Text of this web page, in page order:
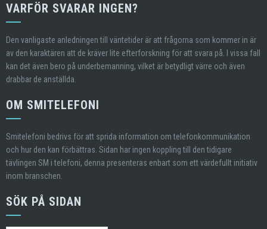
VARFÖR SVARAR INGEN?
Den vanligaste anledningen till väntetider är att frågorna som kommer in är
av den karaktären att de kräver lite efterforskning för att svara på. I vissa fall
kan det även bero på underbemanning, vilket är betydligt värre och även
drabbar de anställda.
OM SMITELEFONI
Smitelefoni bedrivs för att sprida information om telefonkommunikation
och hur den kan förbättras. Sidan har ingen koppling till den tidigare
tävlingen SM i telefoni, denna presenteras enbart som ett värdefullt initiativ
inom branschen.
SÖK PÅ SIDAN